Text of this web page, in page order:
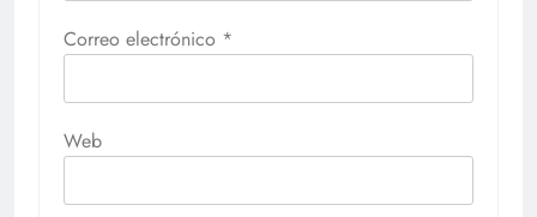
Correo electrónico *
Web